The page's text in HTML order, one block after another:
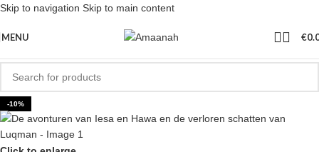
Skip to navigation Skip to main content
MENU €
-10%